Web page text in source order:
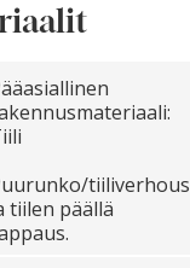
tiiliverhous
tiilen päällä